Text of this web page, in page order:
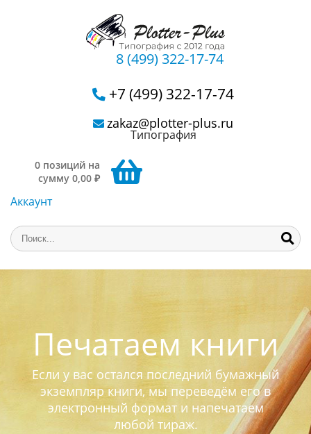
8 (499) 322-17-74
+7 (499) 322-17-74
zakaz@plotter-plus.ru
Типография
0 позиций на
сумму 0,00 ₽
Аккаунт
Печатаем книги
Если у вас остался последний бумажный
экземпляр книги, мы переведём его в
электронный формат и напечатаем
любой тираж.